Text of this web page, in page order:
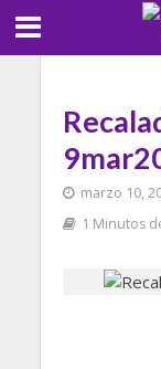
marzo 10,
1 Minutos